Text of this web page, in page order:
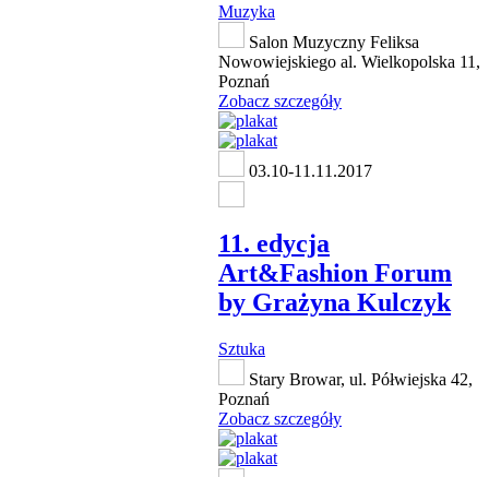
Muzyka
Salon Muzyczny Feliksa
Nowowiejskiego al. Wielkopolska 11,
Poznań
Zobacz szczegóły
03.10-11.11.2017
11. edycja
Art&Fashion Forum
by Grażyna Kulczyk
Sztuka
Stary Browar, ul. Półwiejska 42,
Poznań
Zobacz szczegóły